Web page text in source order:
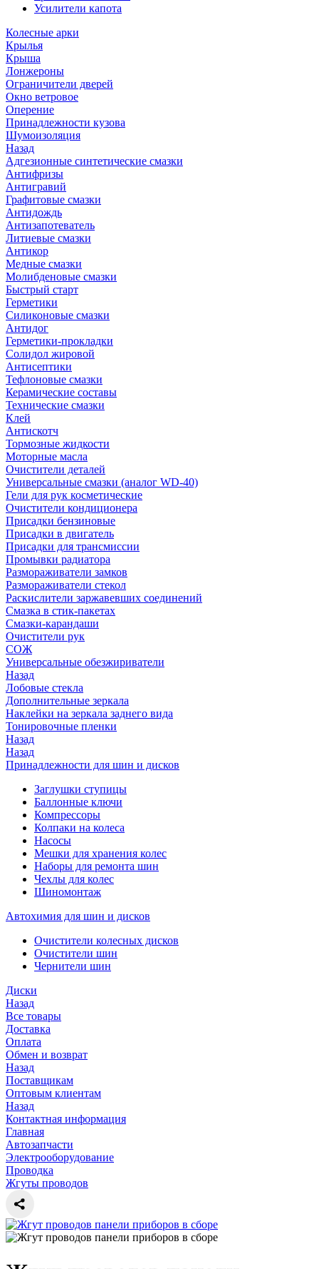
Усилители капота
Колесные арки
Крылья
Крыша
Лонжероны
Ограничители дверей
Окно ветровое
Оперение
Принадлежности кузова
Шумоизоляция
Назад
Адгезионные синтетические смазки
Антифризы
Антигравий
Графитовые смазки
Антидождь
Антизапотеватель
Литиевые смазки
Антикор
Медные смазки
Молибденовые смазки
Быстрый старт
Герметики
Силиконовые смазки
Антидог
Герметики-прокладки
Солидол жировой
Антисептики
Тефлоновые смазки
Керамические составы
Технические смазки
Клей
Антискотч
Тормозные жидкости
Моторные масла
Очистители деталей
Универсальные смазки (аналог WD-40)
Гели для рук косметические
Очистители кондиционера
Присадки бензиновые
Присадки в двигатель
Присадки для трансмиссии
Промывки радиатора
Размораживатели замков
Размораживатели стекол
Раскислители заржавевших соединений
Смазка в стик-пакетах
Смазки-карандаши
Очистители рук
СОЖ
Универсальные обезжириватели
Назад
Лобовые стекла
Дополнительные зеркала
Наклейки на зеркала заднего вида
Тонировочные пленки
Назад
Назад
Принадлежности для шин и дисков
Заглушки ступицы
Баллонные ключи
Компрессоры
Колпаки на колеса
Насосы
Мешки для хранения колес
Наборы для ремонта шин
Чехлы для колес
Шиномонтаж
Автохимия для шин и дисков
Очистители колесных дисков
Очистители шин
Чернители шин
Диски
Назад
Все товары
Доставка
Оплата
Обмен и возврат
Назад
Поставщикам
Оптовым клиентам
Назад
Контактная информация
Главная
Автозапчасти
Электрооборудование
Проводка
Жгуты проводов